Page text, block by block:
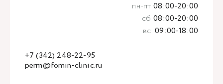
perm@fomin-clinic.ru
+7 (342) 248-22-95
пн-пт 08:00-20:00
сб 08:00-20:00
вс 09:00-18:00